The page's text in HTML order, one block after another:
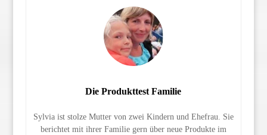
Die Produkttest Familie
Sylvia ist stolze Mutter von zwei Kindern und Ehefrau. Sie
berichtet mit ihrer Familie gern über neue Produkte im